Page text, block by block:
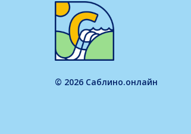
© 2026 Саблино.онлайн